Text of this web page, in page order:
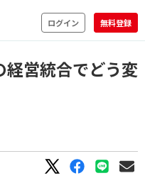
ログイン 無料登録
経営統合でどう変